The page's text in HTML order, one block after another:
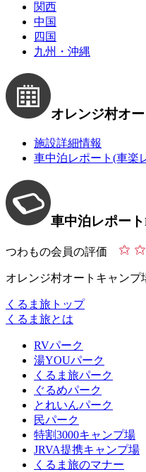
関西
中国
四国
九州・沖縄
オレンジ村オ
施設詳細情報
車中泊レポート(車楽
車中泊レポート
つわもの会員の評価
オレンジ村オートキャンプ
くるま旅トップ
くるま旅とは
RVパーク
湯YOUパーク
くるま旅パーク
ぐるめパーク
とれいんパーク
民パーク
特割3000キャンプ場
JRVA提携キャンプ場
くるま旅のマナー